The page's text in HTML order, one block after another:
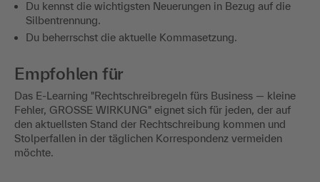
Du kennst die wichtigsten Neuerungen in Bezug auf die
Silbentrennung.
Du beherrschst die aktuelle Kommasetzung.
Empfohlen für
Das E-Learning "Rechtschreibregeln fürs Business — kleine
Fehler, GROSSE WIRKUNG" eignet sich für jeden, der auf
den aktuellsten Stand der Rechtschreibung kommen und
Stolperfallen in der täglichen Korrespondenz vermeiden
möchte.